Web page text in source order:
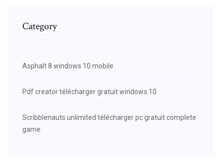
Category
Asphalt 8 windows 10 mobile
Pdf creator télécharger gratuit windows 10
Scribblenauts unlimited télécharger pc gratuit complete
game